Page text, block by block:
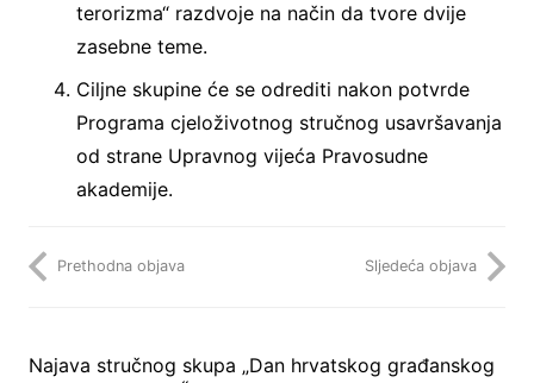
terorizma“ razdvoje na način da tvore dvije
zasebne teme.
Ciljne skupine će se odrediti nakon potvrde
Programa cjeloživotnog stručnog usavršavanja
od strane Upravnog vijeća Pravosudne
akademije.
Prethodna objava Sljedeća objava
Najava stručnog skupa „Dan hrvatskog građanskog